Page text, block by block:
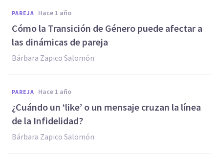
PAREJA hace 1 año
Cómo la Transición de Género puede afectar a
las dinámicas de pareja
Bárbara Zapico Salomón
PAREJA hace 1 año
¿Cuándo un ‘like’ o un mensaje cruzan la línea
de la Infidelidad?
Bárbara Zapico Salomón